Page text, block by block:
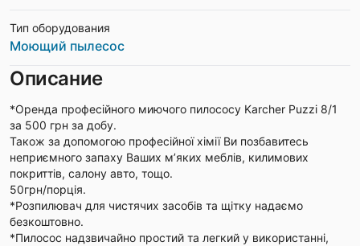
Тип оборудования
Моющий пылесос
Описание
*Оренда професійного миючого пилососу Karcher Puzzi 8/1
за 500 грн за добу.
Також за допомогою професійної хімії Ви позбавитесь
неприємного запаху Ваших мʼяких меблів, килимових
покриттів, салону авто, тощо.
50грн/порція.
*Розпилювач для чистячих засобів та щітку надаємо
безкоштовно.
*Пилосос надзвичайно простий та легкий у використанні,